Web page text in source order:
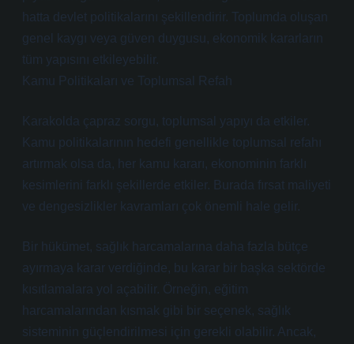
hatta devlet politikalarını şekillendirir. Toplumda oluşan
genel kaygı veya güven duygusu, ekonomik kararların
tüm yapısını etkileyebilir.
Kamu Politikaları ve Toplumsal Refah
Karakolda çapraz sorgu, toplumsal yapıyı da etkiler.
Kamu politikalarının hedefi genellikle toplumsal refahı
artırmak olsa da, her kamu kararı, ekonominin farklı
kesimlerini farklı şekillerde etkiler. Burada fırsat maliyeti
ve dengesizlikler kavramları çok önemli hale gelir.
Bir hükümet, sağlık harcamalarına daha fazla bütçe
ayırmaya karar verdiğinde, bu karar bir başka sektörde
kısıtlamalara yol açabilir. Örneğin, eğitim
harcamalarından kısmak gibi bir seçenek, sağlık
sisteminin güçlendirilmesi için gerekli olabilir. Ancak,